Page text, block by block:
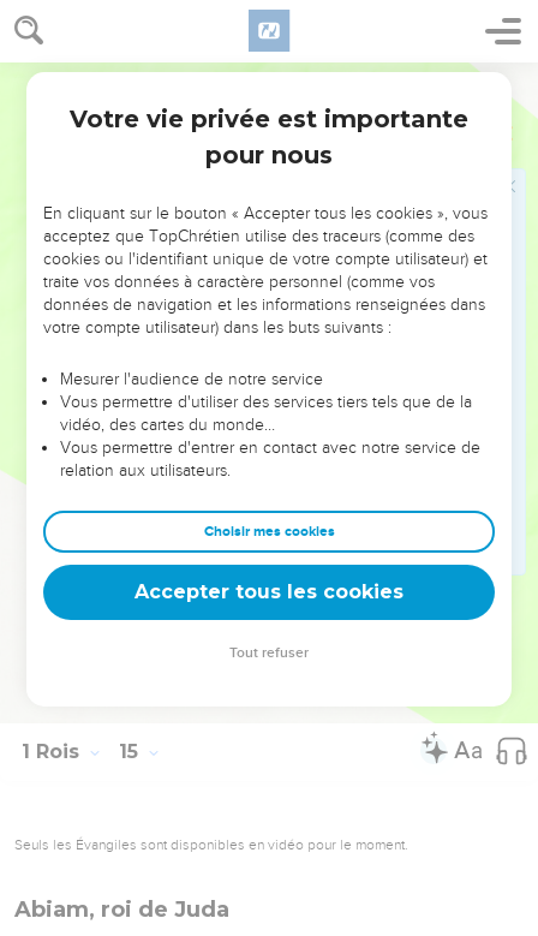
1 Rois 14
il y avait aussi dans le pays des hommes voués à la
prostitution. Ils firent selon toutes les abominations des
nations que l'Éternel avait dépossédées devant les fils
Et il arriva, en la cinquième année du roi Roboam, que
Shishak, roi d'Égypte, monta contre Jérusalem.
Et il prit les trésors de la maison de l'Éternel et les trésors
de la maison du roi : il prit tout. Et il prit tous les boucliers
d'or que Salomon avait faits.
Et le roi Roboam fit à leur place des boucliers d'airain, et
les confia aux mains des chefs des coureurs qui gardaient
Et toutes les fois que le roi entrait dans la maison de
l'Éternel, il arrivait que les coureurs les portaient, puis ils les
rapportaient dans la chambre des coureurs.
29
n'est-il pas écrit dans le livre des chroniques des rois de
Juda ?
Et il y eut guerre entre Roboam et Jéroboam, tous leurs
jours.
Et Roboam s'endormit avec ses pères dans la ville de
1 Rois 15
Seuls les Évangiles sont disponibles en vidéo pour le moment.
Abiam, roi de Juda
Votre vie privée est importante
pour nous
En cliquant sur le bouton « Accepter tous les cookies », vous
acceptez que TopChrétien utilise des traceurs (comme des
cookies ou l'identifiant unique de votre compte utilisateur) et
traite vos données à caractère personnel (comme vos
données de navigation et les informations renseignées dans
votre compte utilisateur) dans les buts suivants :
Mesurer l'audience de notre service
Vous permettre d'utiliser des services tiers tels que de la
vidéo, des cartes du monde…
Vous permettre d'entrer en contact avec notre service de
relation aux utilisateurs.
Choisir mes cookies
Accepter tous les cookies
Tout refuser